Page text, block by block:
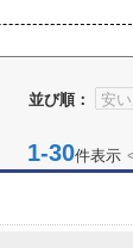
並び順：
1-30件表示